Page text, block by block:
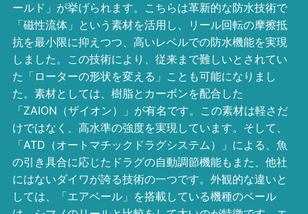
ールド」が挙げられます。こちらは革新的な防水技術で
「磁性流体」という素材を活用し、リール回転の摩擦抵
抗を最小限に抑えつつ、高いレベルでの防水機能を実現
しました。この技術により、従来まで難しいとされてい
た「ローターの形状を変える」ことも可能になりまし
た。素材としては、樹脂とカーボンを配合した
「ZAION（ザイオン）」が有名です。この素材は軽さだ
けではなく、高水準の強度を実現しています。そして、
「ATD（オートマチックドラグシステム）」による、魚
の引き具合に応じたドラグの自動調節機能もまた、他社
にはないダイワが誇る技術の一つです。外観的な違いと
しては、「エアベール」を搭載している機種のベール